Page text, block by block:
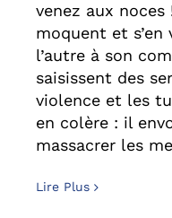
venez aux noces
moquent et s’en
l’autre à son
saisissent des
violence et les
en colère : il
massacrer les
Lire Plus